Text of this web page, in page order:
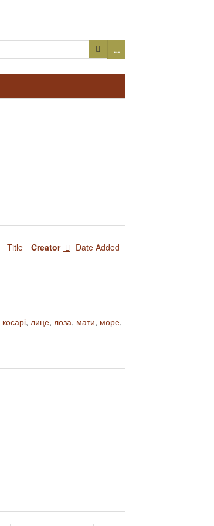
…
Title Creator Date Added
косарі, лице, лоза, мати, море,